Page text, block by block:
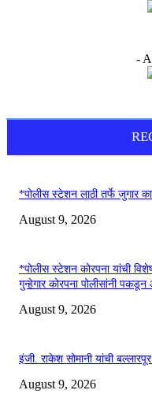
-
*पोलीस स्टेशन लाठी तर्फे जुगार
August 9, 2026
*पोलीस स्टेशन कोरपना यांची
गुन्हेगार कोरपना पोलीसांनी पकडून
August 9, 2026
इंजी. राकेश सोमानी यांची
August 9, 2026